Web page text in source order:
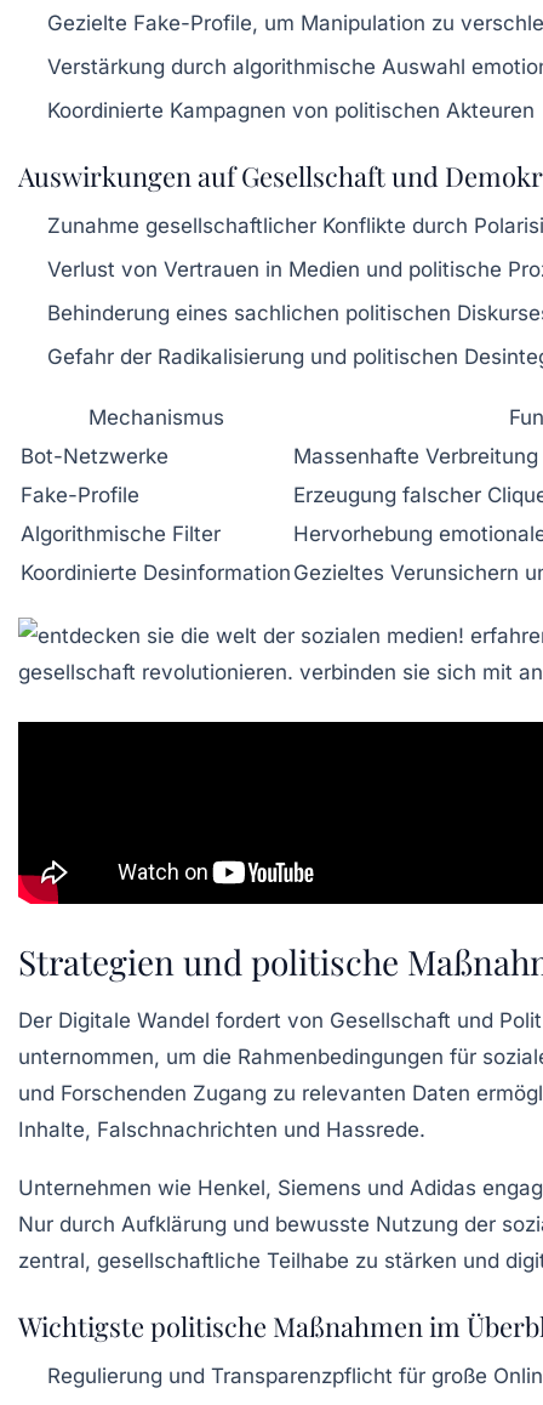
Gezielte Fake-Profile, um Manipulation zu
Verstärkung durch algorithmische Auswahl
Koordinierte Kampagnen von politischen Akteuren
Auswirkungen auf Gesellschaft und
Zunahme gesellschaftlicher Konflikte durch
Verlust von Vertrauen in Medien und politische
Behinderung eines sachlichen politischen
Gefahr der Radikalisierung und politischen
Mechanismus
Bot-Netzwerke
Massenhafte
Fake-Profile
Erzeugung falscher
Algorithmische Filter
Hervorhebung
Koordinierte Desinformation Gezieltes Verunsichern
Strategien und politische
Der Digitale Wandel fordert von Gesellschaft und
unternommen, um die Rahmenbedingungen für
und Forschenden Zugang zu relevanten Daten
Inhalte, Falschnachrichten und Hassrede.
Unternehmen wie Henkel, Siemens und Adidas
Nur durch Aufklärung und bewusste Nutzung der
zentral, gesellschaftliche Teilhabe zu stärken und
Wichtigste politische Maßnahmen im
Regulierung und Transparenzpflicht für große